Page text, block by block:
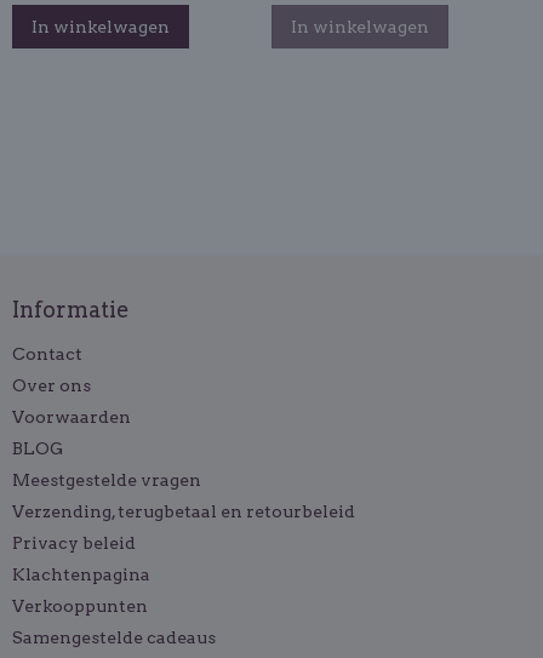
In winkelwagen
In winkelwagen
Informatie
Contact
Over ons
Voorwaarden
BLOG
Meestgestelde vragen
Verzending, terugbetaal en retourbeleid
Privacy beleid
Klachtenpagina
Verkooppunten
Samengestelde cadeaus